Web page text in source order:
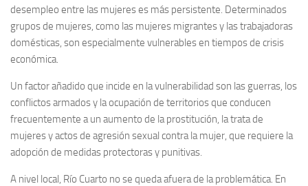
desempleo entre las mujeres es más persistente. Determinados
grupos de mujeres, como las mujeres migrantes y las trabajadoras
domésticas, son especialmente vulnerables en tiempos de crisis
económica.
Un factor añadido que incide en la vulnerabilidad son las guerras, los
conflictos armados y la ocupación de territorios que conducen
frecuentemente a un aumento de la prostitución, la trata de
mujeres y actos de agresión sexual contra la mujer, que requiere la
adopción de medidas protectoras y punitivas.
A nivel local, Río Cuarto no se queda afuera de la problemática. En